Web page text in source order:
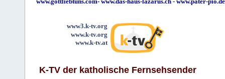
www3.k-tv.org
www.k-tv.org
www.k-tv.at
K-TV der katholische Fernsehsender